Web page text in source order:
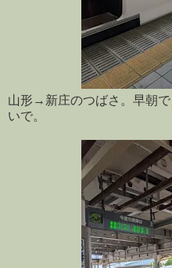
山形→新庄のつばさ。早朝
いで。